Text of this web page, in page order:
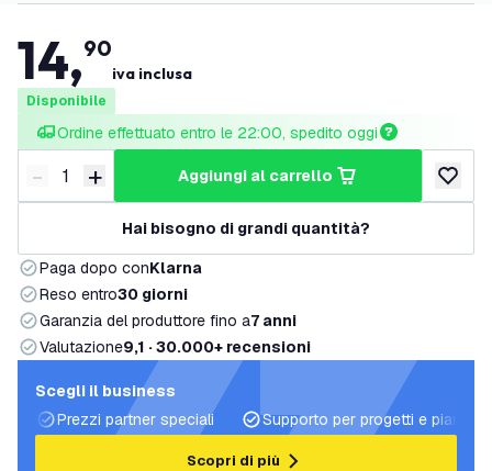
14,90
iva inclusa
Disponibile
Ordine effettuato entro le 22:00, spedito oggi
Riduci quantità
- Aumenta quantità
+ aggiungi al carrello
Hai bisogno di grandi quantità?
Paga dopo conKlarna
Reso entro30 giorni
Garanzia del produttore fino a7 anni
Valutazione9,1 · 30.000+ recensioni
Scegli il business
Prezzi partner speciali
Supporto per progetti e piani di
Scopri di più